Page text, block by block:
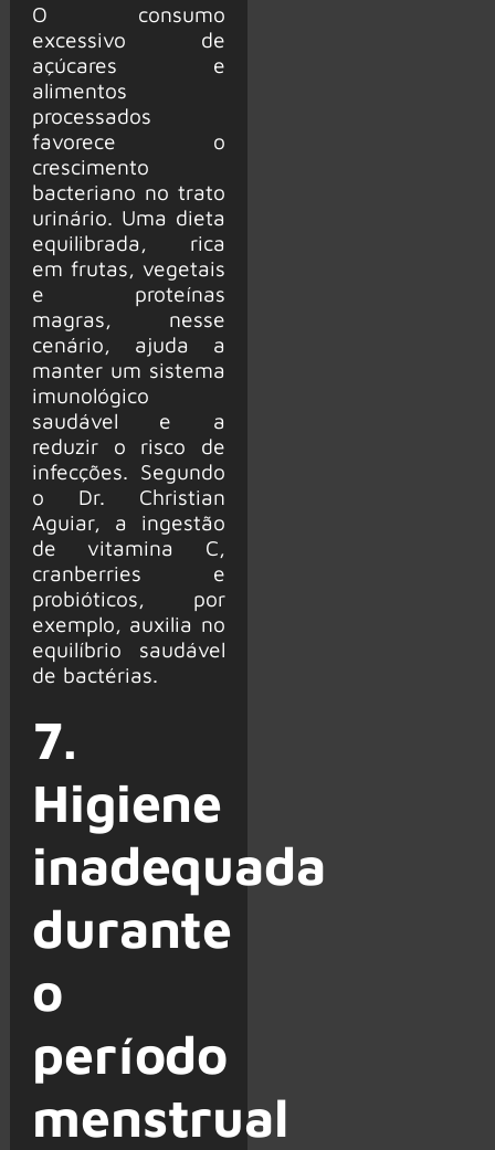
O consumo
excessivo de
açúcares e
alimentos
processados
favorece o
crescimento
bacteriano no trato
urinário. Uma dieta
equilibrada, rica
em frutas, vegetais
e proteínas
magras, nesse
cenário, ajuda a
manter um sistema
imunológico
saudável e a
reduzir o risco de
infecções. Segundo
o Dr. Christian
Aguiar, a ingestão
de vitamina C,
cranberries e
probióticos, por
exemplo, auxilia no
equilíbrio saudável
de bactérias.
7.
Higiene
inadequada
durante
o
período
menstrual